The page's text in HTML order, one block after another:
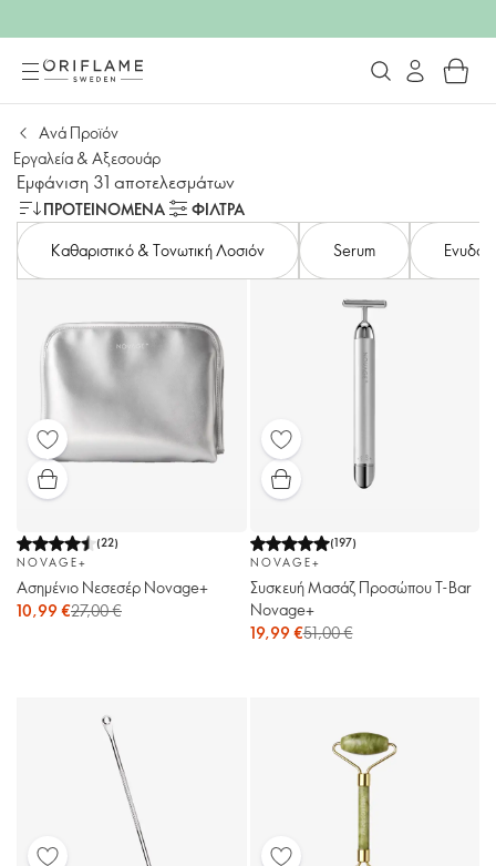
Aνά Προϊόν
Εργαλεία & Αξεσουάρ
Εμφάνιση 31 αποτελεσμάτων
ΠΡΟΤΕΙΝΌΜΕΝΑ
ΦΙΛΤΡΑ
Καθαριστικό & Τονωτική Λοσιόν
Serum
(22)
NOVAGE+
Ασημένιο Νεσεσέρ Novage+
10,99 €27,00 €
(197)
NOVAGE+
Συσκευή Μασάζ Προσώπου T-Bar
Novage+
19,99 €51,00 €